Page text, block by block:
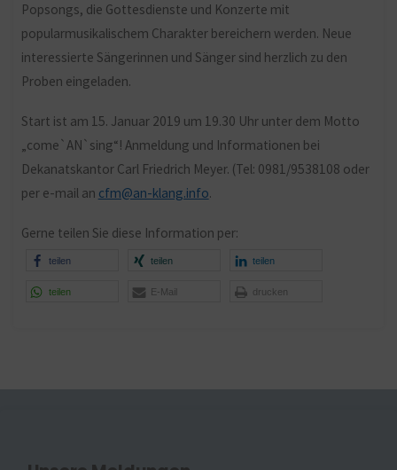
Popsongs, die Gottesdienste und Konzerte mit
popularmusikalischem Charakter bereichern werden. Neue
interessierte Sängerinnen und Sänger sind herzlich zu den
Proben eingeladen.
Start ist am 15. Januar 2019 um 19.30 Uhr unter dem Motto
„come`AN`sing“! Anmeldung und Informationen bei
Dekanatskantor Carl Friedrich Meyer. (Tel: 0981/9538108 oder
per e-mail an cfm@an-klang.info.
Gerne teilen Sie diese Information per:
teilen teilen teilen
teilen E-Mail drucken